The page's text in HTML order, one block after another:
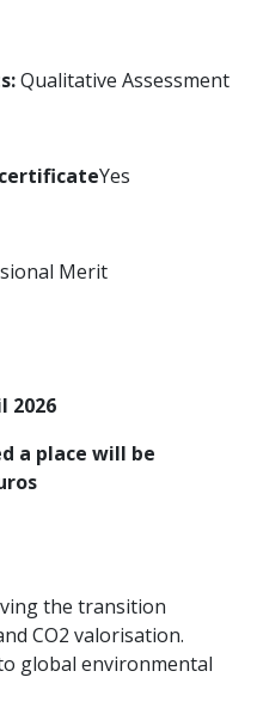
Qualitative Assessment
Yes
Merit
2026
a place will be
the transition
CO2 valorisation.
global environmental